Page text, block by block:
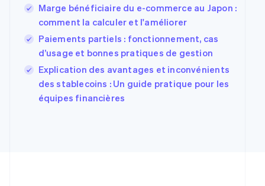
Marge bénéficiaire du e-commerce au Japon :
comment la calculer et l'améliorer
Paiements partiels : fonctionnement, cas
d’usage et bonnes pratiques de gestion
Explication des avantages et inconvénients
des stablecoins : Un guide pratique pour les
équipes financières
EnglishEspañol简体中文
Finlande
France
FrançaisEnglish
Gibraltar
English
Grèce
English